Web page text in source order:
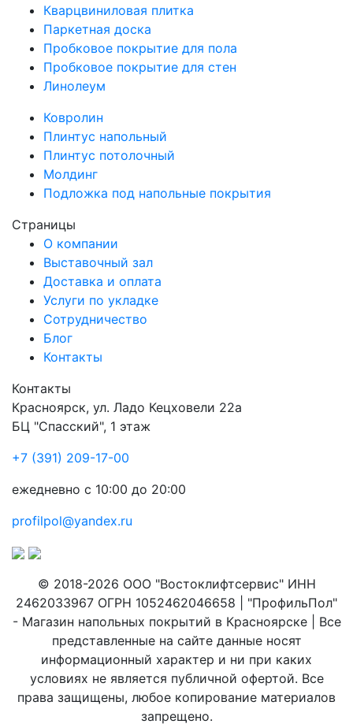
Кварцвиниловая плитка
Паркетная доска
Пробковое покрытие для пола
Пробковое покрытие для стен
Линолеум
Ковролин
Плинтус напольный
Плинтус потолочный
Молдинг
Подложка под напольные покрытия
Страницы
О компании
Выставочный зал
Доставка и оплата
Услуги по укладке
Сотрудничество
Блог
Контакты
Контакты
Красноярск, ул. Ладо Кецховели 22а
БЦ "Спасский", 1 этаж
+7 (391) 209-17-00
ежедневно с 10:00 до 20:00
profilpol@yandex.ru
© 2018-2026 ООО "Востоклифтсервис" ИНН
2462033967 ОГРН 1052462046658 | "ПрофильПол"
- Магазин напольных покрытий в Красноярске | Все
представленные на сайте данные носят
информационный характер и ни при каких
условиях не является публичной офертой. Все
права защищены, любое копирование материалов
запрещено.